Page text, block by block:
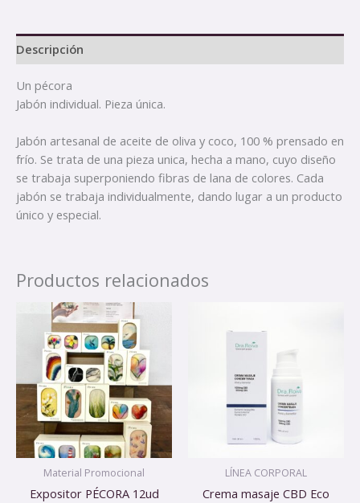
Descripción
Un pécora
Jabón individual. Pieza única.
Jabón artesanal de aceite de oliva y coco, 100 % prensado en
frío. Se trata de una pieza unica, hecha a mano, cuyo diseño
se trabaja superponiendo fibras de lana de colores. Cada
jabón se trabaja individualmente, dando lugar a un producto
único y especial.
Productos relacionados
Material Promocional
Expositor PÉCORA 12ud
LÍNEA CORPORAL
Crema masaje CBD Eco